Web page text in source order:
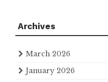
Archives
March 2026
January 2026